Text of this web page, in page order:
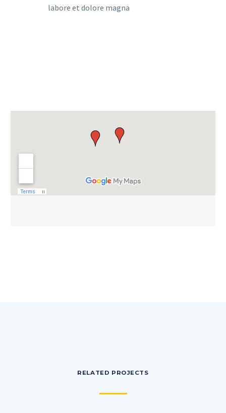
labore et dolore magna
RELATED PROJECTS